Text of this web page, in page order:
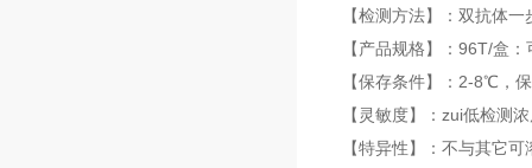
【检测方法】：双抗体
【产品规格】：96T/盒
【保存条件】：2-8℃，
【灵敏度】：zui低检测
【特异性】：不与其它